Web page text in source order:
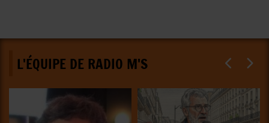
L'ÉQUIPE DE RADIO M'S